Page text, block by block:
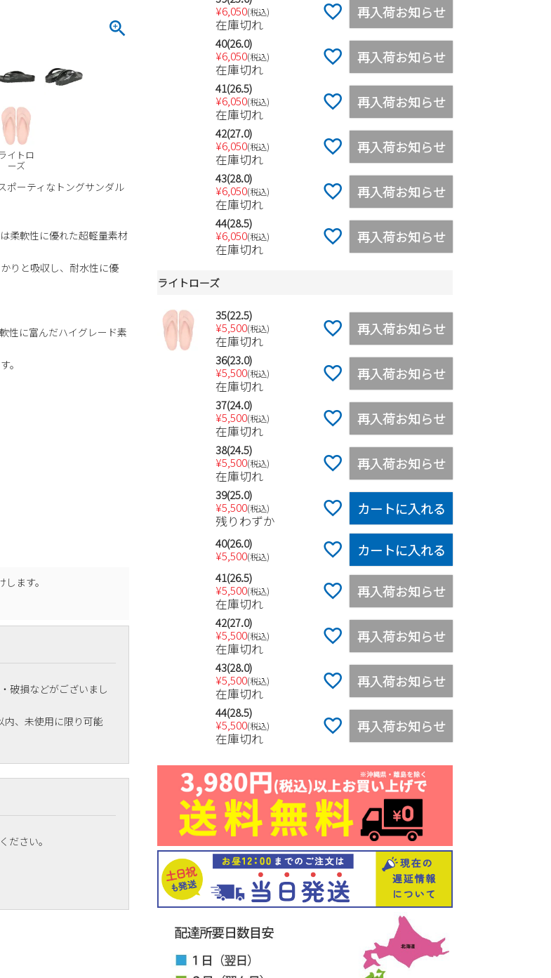
ライトロ
ーズ
ポーティなトングサンダル
柔軟性に優れた超軽量素材
りと吸収し、耐水性に優
性に富んだハイグレード素
。
します。
破損などがございまし
内、未使用に限り可能
ださい。
¥6,050 税込
在庫切れ
再入荷お知らせ
40(26.0)
¥6,050 税込
在庫切れ
再入荷お知らせ
41(26.5)
¥6,050 税込
在庫切れ
再入荷お知らせ
42(27.0)
¥6,050 税込
在庫切れ
再入荷お知らせ
43(28.0)
¥6,050 税込
在庫切れ
再入荷お知らせ
44(28.5)
¥6,050 税込
在庫切れ
再入荷お知らせ
ライトローズ
35(22.5)
¥5,500 税込
在庫切れ
再入荷お知らせ
36(23.0)
¥5,500 税込
在庫切れ
再入荷お知らせ
37(24.0)
¥5,500 税込
在庫切れ
再入荷お知らせ
38(24.5)
¥5,500 税込
在庫切れ
再入荷お知らせ
39(25.0)
¥5,500 税込
残りわずか
カートに入れる
40(26.0)
¥5,500 税込 カートに入れる
41(26.5)
¥5,500 税込
在庫切れ
再入荷お知らせ
42(27.0)
¥5,500 税込
在庫切れ
再入荷お知らせ
43(28.0)
¥5,500 税込
在庫切れ
再入荷お知らせ
44(28.5)
¥5,500 税込
在庫切れ
再入荷お知らせ